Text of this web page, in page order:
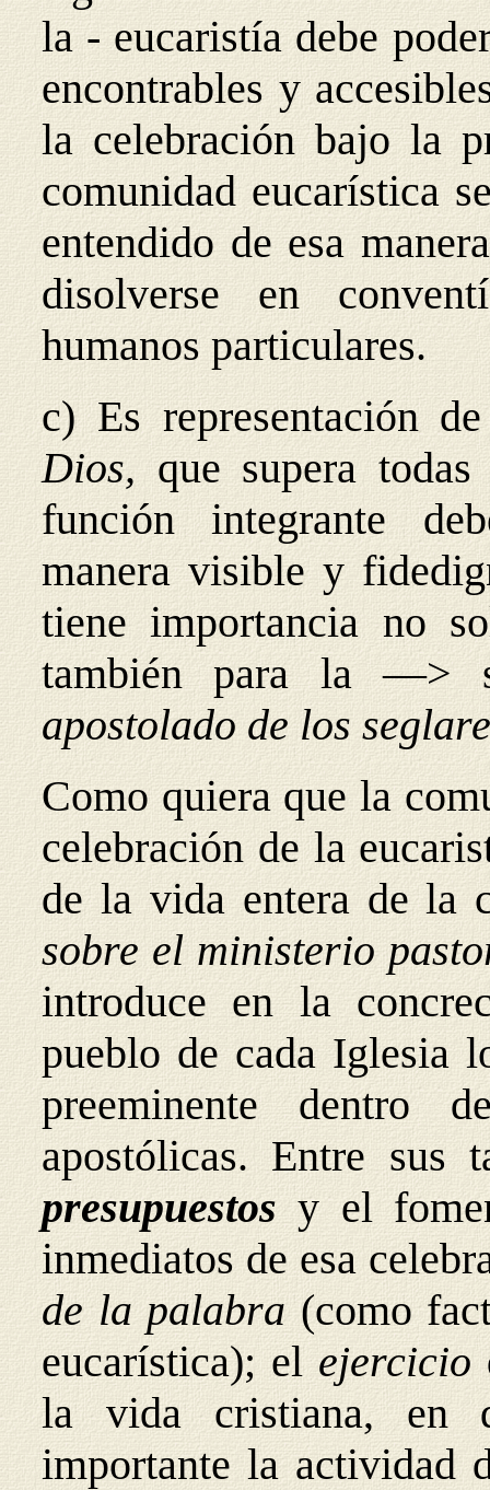
la - eucaristía debe
encontrables y
la celebración bajo la
comunidad eucarística
entendido de esa
disolverse en
humanos particulares.
c) Es representación
Dios, que supera
función integrante
manera visible y
tiene importancia no
también para la —>
apostolado de los
Como quiera que la
celebración de la
de la vida entera de la
sobre el ministerio
introduce en la
pueblo de cada Iglesia
preeminente dentro
apostólicas. Entre sus
presupuestosy el
inmediatos de esa
de la palabra(como
eucarística); elejercicio
la vida cristiana, en
importante la actividad